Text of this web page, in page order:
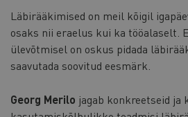
Läbirääkimised on meil kõigil
osaks nii eraelus kui ka tööalaselt.
ülevõtmisel on oskus pidada
saavutada soovitud eesmärk.
Georg Merilo jagab konkreetseid ja